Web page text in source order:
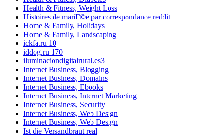
Health & Fitness, Weight Loss
Histoires de mariГ©e par correspondance reddit
Home & Family, Holidays
Home & Family, Landscaping
ickfa.ru 10
iddog.ru 170
iluminaciondigitalrural.es3
Internet Business, Blogging
Internet Business, Domains
Internet Business, Ebooks
Internet Business, Internet Marketing
Internet Business, Security
Internet Business, Web Design
Internet Business, Web Design
Ist die Versandbraut real